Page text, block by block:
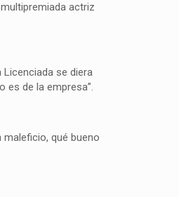
actriz
Licenciada se diera
es de la empresa”.
maleficio, qué bueno